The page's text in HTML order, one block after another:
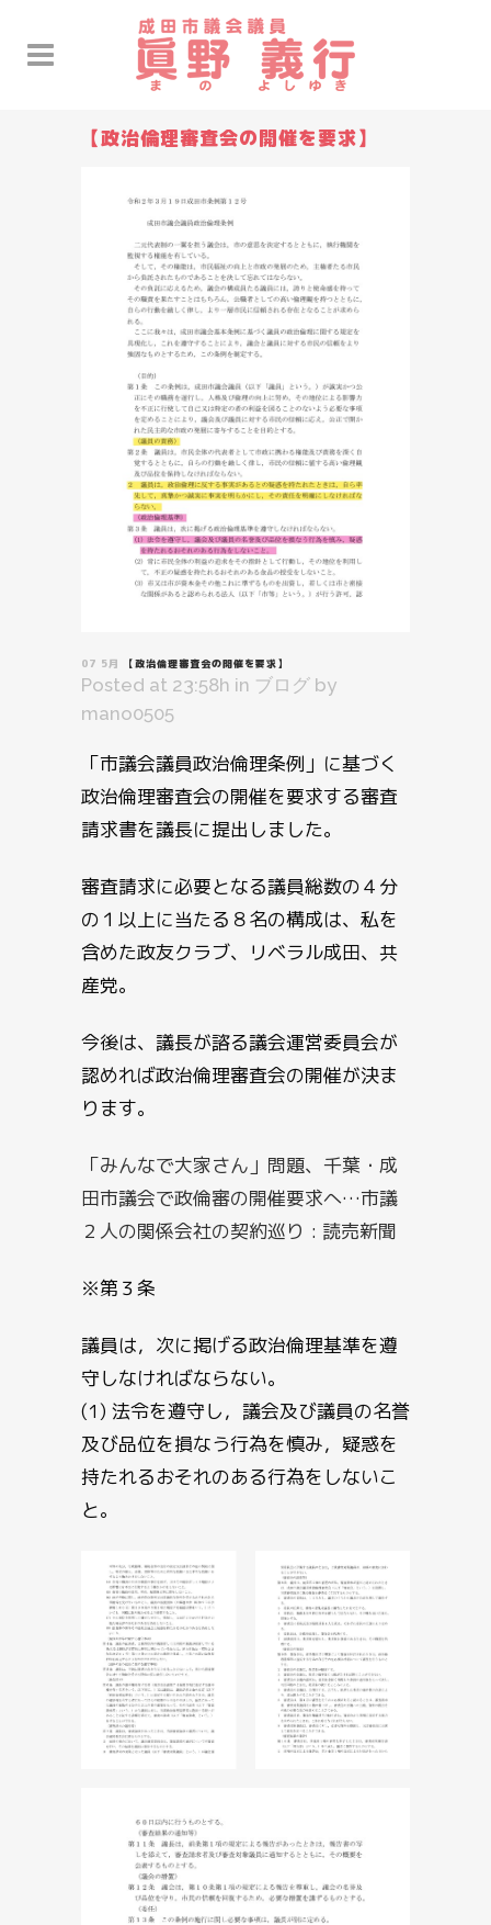
【政治倫理審査会の開催を要求】
07 5月 【政治倫理審査会の開催を要求】
Posted at 23:58h in ブログ by
mano0505
「市議会議員政治倫理条例」に基づく
政治倫理審査会の開催を要求する審査
請求書を議長に提出しました。
審査請求に必要となる議員総数の４分
の１以上に当たる８名の構成は、私を
含めた政友クラブ、リベラル成田、共
産党。
今後は、議長が諮る議会運営委員会が
認めれば政治倫理審査会の開催が決ま
ります。
「みんなで大家さん」問題、千葉・成
田市議会で政倫審の開催要求へ…市議
２人の関係会社の契約巡り : 読売新聞
※第３条
議員は，次に掲げる政治倫理基準を遵
守しなければならない。
(1) 法令を遵守し，議会及び議員の名誉
及び品位を損なう行為を慎み，疑惑を
持たれるおそれのある行為をしないこ
と。